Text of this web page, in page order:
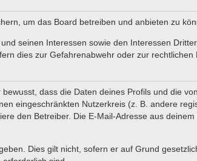
um das Board betreiben und anbieten zu
seinen Interessen sowie den Interessen
dies zur Gefahrenabwehr oder zur rechtlichen
dass die Daten deines Profils und die
eingeschränkten Nutzerkreis (z. B. andere
den Betreiber. Die E-Mail-Adresse aus
Dies gilt nicht, sofern er auf Grund